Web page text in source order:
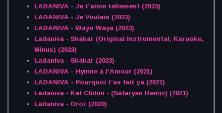
LADANIVA - Je t'aime tellement (2023)
LADANIVA - Je Voulais (2023)
LADANIVA - Wayo Waya (2023)
Ladaniva - Shakar (Original Instrumental, Karaoke,
Minus) (2023)
Ladaniva - Shakar (2023)
LADANIVA - Hymne à l'Amour (2021)
LADANIVA - Pourquoi t'as fait ça (2021)
Ladaniva - Kef Chilini - (Safaryan Remix) (2021)
Ladaniva - Oror (2020)